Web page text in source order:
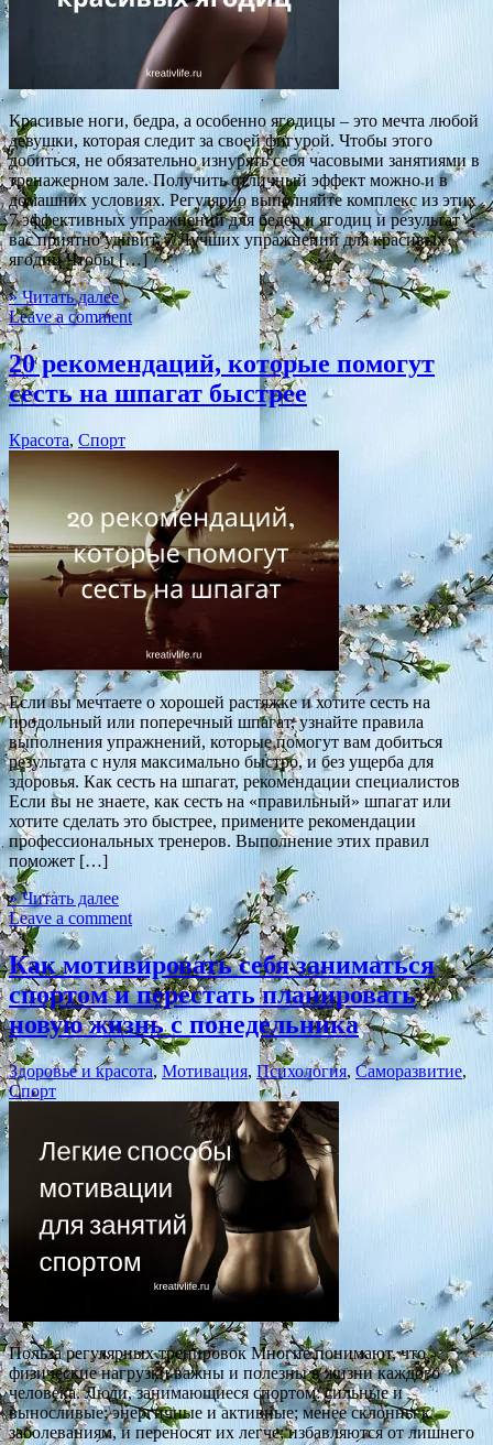
Красивые ноги, бедра, а особенно ягодицы – это мечта любой
девушки, которая следит за своей фигурой. Чтобы этого
добиться, не обязательно изнурять себя часовыми занятиями в
тренажерном зале. Получить отличный эффект можно и в
домашних условиях. Регулярно выполняйте комплекс из этих
7 эффективных упражнений для бедер и ягодиц и результат
вас приятно удивит. 7 Лучших упражнений для красивых
ягодиц Чтобы […]
» Читать далее
Leave a comment
20 рекомендаций, которые помогут
сесть на шпагат быстрее
Красота, Спорт
Если вы мечтаете о хорошей растяжке и хотите сесть на
продольный или поперечный шпагат, узнайте правила
выполнения упражнений, которые помогут вам добиться
результата с нуля максимально быстро, и без ущерба для
здоровья. Как сесть на шпагат, рекомендации специалистов
Если вы не знаете, как сесть на «правильный» шпагат или
хотите сделать это быстрее, примените рекомендации
профессиональных тренеров. Выполнение этих правил
поможет […]
» Читать далее
Leave a comment
Как мотивировать себя заниматься
спортом и перестать планировать
новую жизнь с понедельника
Здоровье и красота, Мотивация, Психология,Саморазвитие,
Спорт
Польза регулярных тренировок Многие понимают, что
физические нагрузки важны и полезны в жизни каждого
человека. Люди, занимающиеся спортом: сильные и
выносливые; энергичные и активные; менее склонны к
заболеваниям, и переносят их легче; избавляются от лишнего